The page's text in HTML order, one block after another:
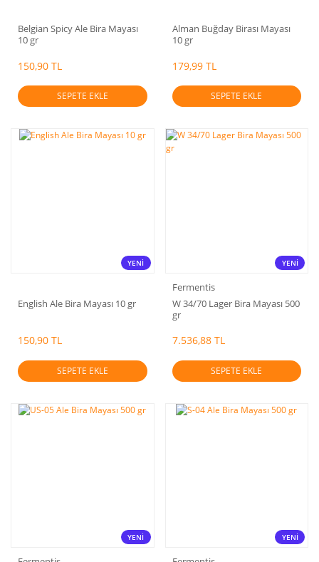
Belgian Spicy Ale Bira Mayası
10 gr
150,90 TL
SEPETE EKLE
Alman Buğday Birası Mayası
10 gr
179,99 TL
SEPETE EKLE
YENİ
English Ale Bira Mayası 10 gr
150,90 TL
SEPETE EKLE
YENİ
Fermentis
W 34/70 Lager Bira Mayası 500
gr
7.536,88 TL
SEPETE EKLE
YENİ YENİ